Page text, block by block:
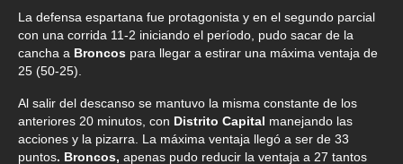
La defensa espartana fue protagonista y en el segundo parcial
con una corrida 11-2 iniciando el período, pudo sacar de la
cancha a Broncos para llegar a estirar una máxima ventaja de
25 (50-25).
Al salir del descanso se mantuvo la misma constante de los
anteriores 20 minutos, con Distrito Capital manejando las
acciones y la pizarra. La máxima ventaja llegó a ser de 33
puntos. Broncos, apenas pudo reducir la ventaja a 27 tantos